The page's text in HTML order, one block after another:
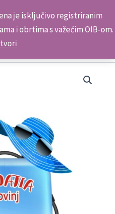
je isključivo registriranim
i obrtima s važećim OIB-om.
98 179 3891